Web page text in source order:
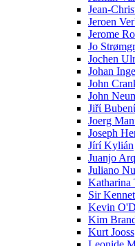
Jean-
Jeroen
Jerome
Jo
Jochen
Johan
John
John
Jiřί
Joerg
Joseph
Jírí Kylián
Juanjo
Juliano
Katharina
Sir
Kevin
Kim
Kurt Jooss